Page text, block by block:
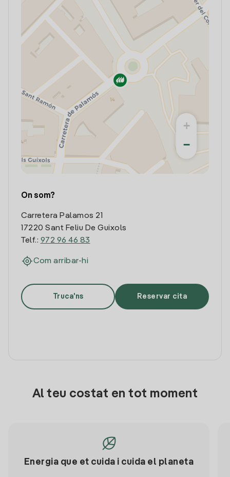
+
−
On som?
Carretera Palamos 21
17220 Sant Feliu De Guixols
Telf.: 972 96 46 83
Com arribar-hi
Truca'ns Reservar cita
Al teu costat en tot moment
Energia que et cuida i cuida el planeta